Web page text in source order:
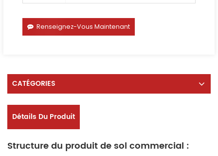
Renseignez-Vous Maintenant
CATÉGORIES
Détails Du Produit
Structure du produit de sol commercial :